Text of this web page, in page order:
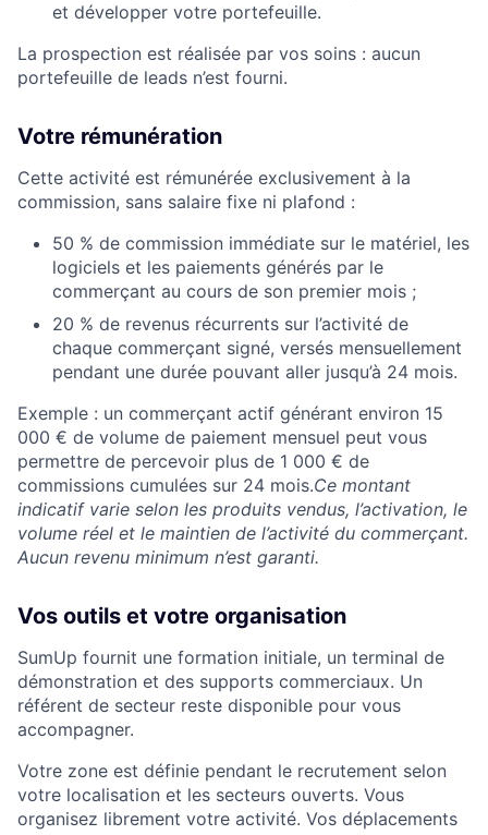
et développer votre portefeuille.
La prospection est réalisée par vos soins : aucun
portefeuille de leads n’est fourni.
Votre rémunération
Cette activité est rémunérée exclusivement à la
commission, sans salaire fixe ni plafond :
50 % de commission immédiate sur le matériel, les
logiciels et les paiements générés par le
commerçant au cours de son premier mois ;
20 % de revenus récurrents sur l’activité de
chaque commerçant signé, versés mensuellement
pendant une durée pouvant aller jusqu’à 24 mois.
Exemple : un commerçant actif générant environ 15
000 € de volume de paiement mensuel peut vous
permettre de percevoir plus de 1 000 € de
commissions cumulées sur 24 mois.Ce montant
indicatif varie selon les produits vendus, l’activation, le
volume réel et le maintien de l’activité du commerçant.
Aucun revenu minimum n’est garanti.
Vos outils et votre organisation
SumUp fournit une formation initiale, un terminal de
démonstration et des supports commerciaux. Un
référent de secteur reste disponible pour vous
accompagner.
Votre zone est définie pendant le recrutement selon
votre localisation et les secteurs ouverts. Vous
organisez librement votre activité. Vos déplacements